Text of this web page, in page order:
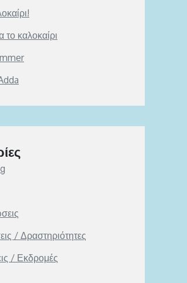
το καλοκαίρι
/ Δραστηριότητες
/ Εκδρομές